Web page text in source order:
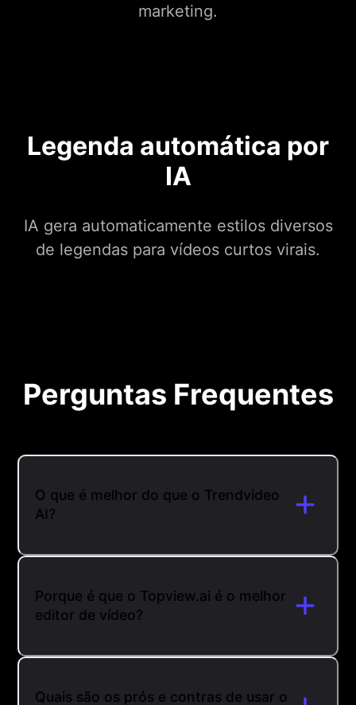
marketing.
Legenda automática por
IA
IA gera automaticamente estilos diversos
de legendas para vídeos curtos virais.
Perguntas Frequentes
O que é melhor do que o Trendvideo
AI?
Porque é que o Topview.ai é o melhor
editor de vídeo?
Quais são os prós e contras de usar o